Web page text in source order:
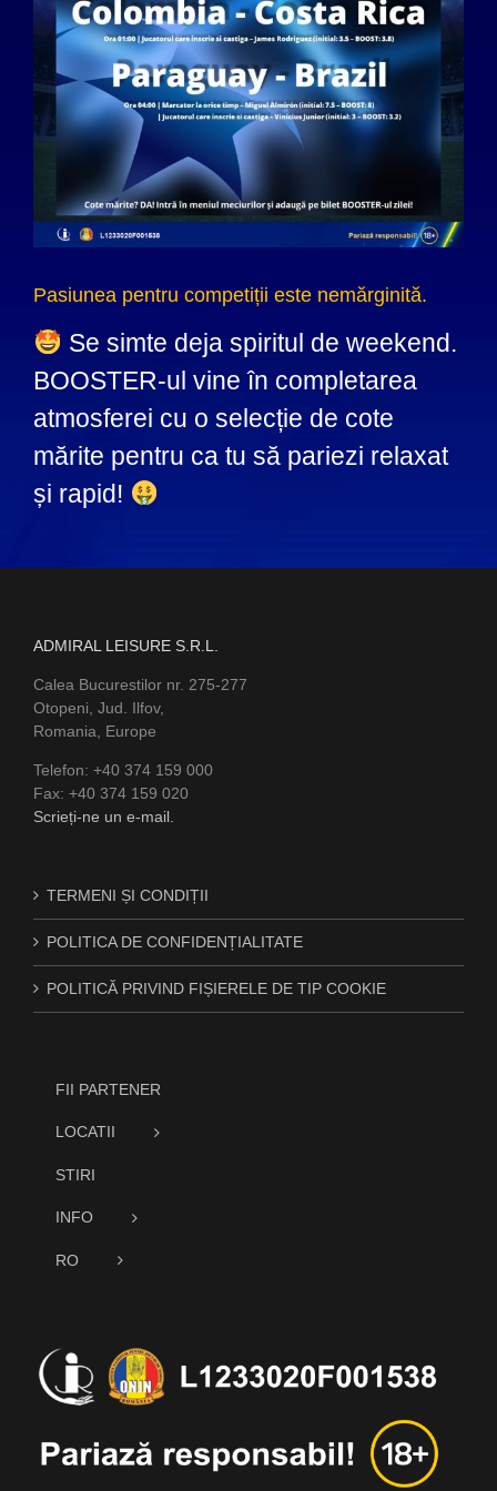
Pasiunea pentru competiții este nemărginită.
Se simte deja spiritul de weekend.
BOOSTER-ul vine în completarea
atmosferei cu o selecție de cote
mărite pentru ca tu să pariezi relaxat
și rapid!
ADMIRAL LEISURE S.R.L.
Calea Bucurestilor nr. 275-277
Otopeni, Jud. Ilfov,
Romania, Europe
Telefon: +40 374 159 000
Fax: +40 374 159 020
Scrieți-ne un e-mail.
TERMENI ȘI CONDIȚII
POLITICA DE CONFIDENȚIALITATE
POLITICĂ PRIVIND FIȘIERELE DE TIP COOKIE
FII PARTENER
LOCATII
STIRI
INFO
RO